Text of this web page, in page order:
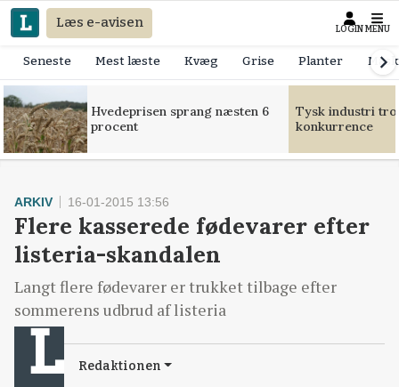
Læs e-avisen LOGIN MENU
Seneste Mest læste Kvæg Grise Planter
Hvedeprisen sprang næsten 6
procent
Tysk industri
konkurrence
ARKIV 16-01-2015 13:56
Flere kasserede fødevarer efter
listeria-skandalen
Langt flere fødevarer er trukket tilbage efter
sommerens udbrud af listeria
Redaktionen